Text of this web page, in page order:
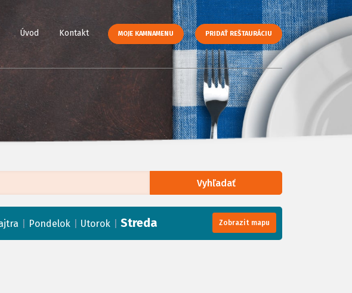
Úvod Kontakt MOJE KAMNAMENU PRIDAŤ REŠTAURÁCIU
Vyhľadať
Pondelok Utorok Streda Zobrazit mapu